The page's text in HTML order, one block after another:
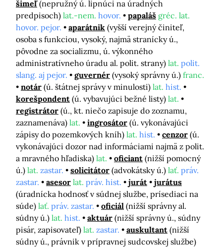
šimeľ (nepružný ú. lipnúci na úradných
predpisoch) lat.-nem. hovor. papaláš gréc. lat.
hovor. pejor.
aparátnik (vyšší verejný činiteľ,
osoba s funkciou, vysoký, najmä stranícky ú.,
pôvodne za socializmu, ú. výkonného
administratívneho úradu al. polit. strany) lat. polit.
slang. aj pejor.
guvernér (vysoký správny ú.) franc.
notár (ú. štátnej správy v minulosti) lat. hist.
korešpondent (ú. vybavujúci bežné listy) lat.
registrátor (ú., kt. niečo zapisuje do zoznamu,
zaznamenáva) lat. ingrosátor (ú. vykonávajúci
zápisy do pozemkových kníh) lat. hist. cenzor (ú.
vykonávajúci dozor nad informáciami najmä z polit.
a mravného hľadiska) lat. oficiant (nižší pomocný
ú.) lat. zastar. solicitátor (advokátsky ú.) lať. práv.
zastar.
asesor lat. práv. hist. jurát
jurátus
(úradnícka hodnosť v súdnej službe, prísediaci na
súde) lať. práv. zastar. oficiál (nižší správny al.
súdny ú.) lat. hist. aktuár (nižší správny ú., súdny
pisár, zapisovateľ) lat. zastar. auskultant (nižší
súdny ú., právnik v prípravnej sudcovskej službe)